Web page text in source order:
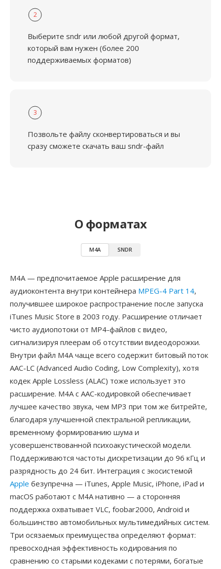
2
Выберите sndr или любой другой формат,
который вам нужен (более 200
поддерживаемых форматов)
3
Позвольте файлу сконвертироваться и вы
сразу сможете скачать ваш sndr-файл
О форматах
M4A SNDR
M4A — предпочитаемое Apple расширение для
аудиоконтента внутри контейнера MPEG-4 Part 14,
получившее широкое распространение после запуска
iTunes Music Store в 2003 году. Расширение отличает
чисто аудиопотоки от MP4-файлов с видео,
сигнализируя плеерам об отсутствии видеодорожки.
Внутри файл M4A чаще всего содержит битовый поток
AAC-LC (Advanced Audio Coding, Low Complexity), хотя
кодек Apple Lossless (ALAC) тоже использует это
расширение. M4A с AAC-кодировкой обеспечивает
лучшее качество звука, чем MP3 при том же битрейте,
благодаря улучшенной спектральной репликации,
временному формированию шума и
усовершенствованной психоакустической модели.
Поддерживаются частоты дискретизации до 96 кГц и
разрядность до 24 бит. Интеграция с экосистемой
Apple безупречна — iTunes, Apple Music, iPhone, iPad и
macOS работают с M4A нативно — а сторонняя
поддержка охватывает VLC, foobar2000, Android и
большинство автомобильных мультимедийных систем.
Три осязаемых преимущества определяют формат:
превосходная эффективность кодирования по
сравнению со старыми кодеками с потерями, богатые